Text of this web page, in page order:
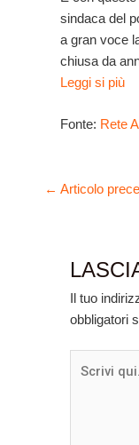
sindaca del
a gran voce
chiusa da
Leggi si più
Fonte: Rete
← Articolo
Il tuo
obbligatori
qui..